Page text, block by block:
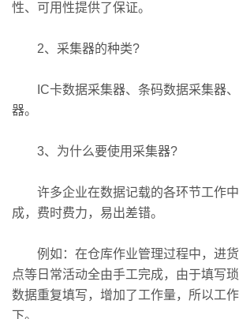
性、可用性提供了保证。
2、采集器的种类?
IC卡数据采集器、条码数据采集器、
器。
3、为什么要使用采集器?
许多企业在数据记载的各环节工作中
成，费时费力，易出差错。
例如：在仓库作业管理过程中，进货
点等日常活动全由手工完成，由于填写
数据重复填写，增加了工作量，所以工
下。